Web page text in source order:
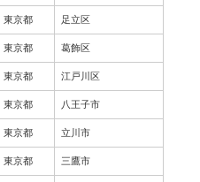
東京都 足立区
東京都 葛飾区
東京都 江戸川区
東京都 八王子市
東京都 立川市
東京都 三鷹市